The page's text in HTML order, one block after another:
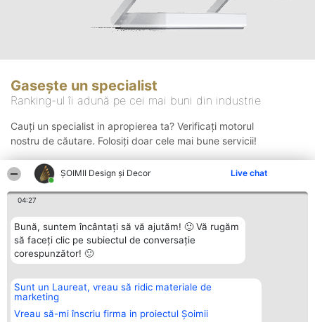
ȘOIMII Design și Decor Live chat
04:27
Bună, suntem încântați să vă ajutăm! 🙂 Vă rugăm
să faceți clic pe subiectul de conversație
corespunzător! 🙂
Sunt un Laureat, vreau să ridic materiale de
marketing
Vreau să-mi înscriu firma in proiectul Șoimii
Gasește un specialist
Ranking-ul îi adună pe cei mai buni din industrie
Cauți un specialist in apropierea ta? Verificați motorul
nostru de căutare. Folosiți doar cele mai bune servicii!
Organizator Ranking
BRIGHT SOLUTIONS BR SRL
Aleea Timisul De Sus 2 Bl. A30
Sc. A Et. 4 Ap. 13 Cod 061952
Plebiscyt
Lista Tuturor
Laureaților
Contact